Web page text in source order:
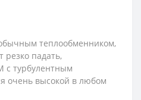
теплообменником,
резко падать,
с турбулентным
очень высокой в ​​любом